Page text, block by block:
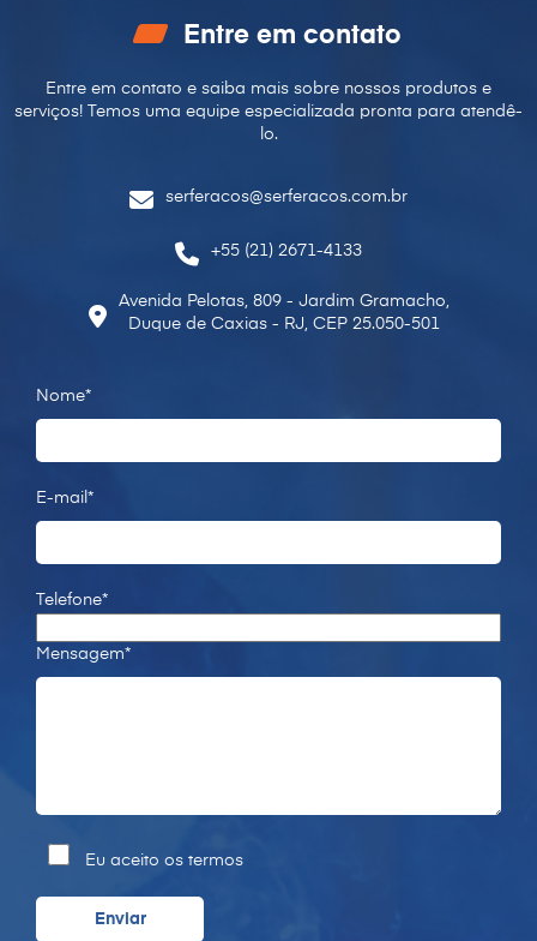
Entre em contato
Entre em contato e saiba mais sobre nossos produtos e
serviços! Temos uma equipe especializada pronta para atendê-
lo.
serferacos@serferacos.com.br
+55 (21) 2671-4133
Avenida Pelotas, 809 - Jardim Gramacho,
Duque de Caxias - RJ, CEP 25.050-501
Nome*
E-mail*
Telefone*
Mensagem*
Eu aceito os termos